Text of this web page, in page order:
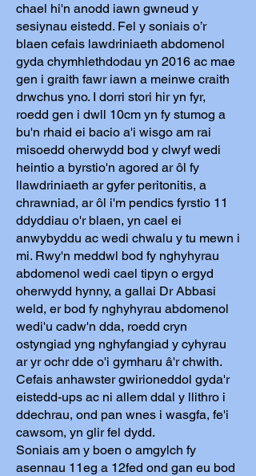
chael hi'n anodd iawn gwneud y
sesiynau eistedd. Fel y soniais o’r
blaen cefais lawdriniaeth abdomenol
gyda chymhlethdodau yn 2016 ac mae
gen i graith fawr iawn a meinwe craith
drwchus yno. I dorri stori hir yn fyr,
roedd gen i dwll 10cm yn fy stumog a
bu'n rhaid ei bacio a'i wisgo am rai
misoedd oherwydd bod y clwyf wedi
heintio a byrstio'n agored ar ôl fy
llawdriniaeth ar gyfer peritonitis, a
chrawniad, ar ôl i'm pendics fyrstio 11
ddyddiau o'r blaen, yn cael ei
anwybyddu ac wedi chwalu y tu mewn i
mi. Rwy'n meddwl bod fy nghyhyrau
abdomenol wedi cael tipyn o ergyd
oherwydd hynny, a gallai Dr Abbasi
weld, er bod fy nghyhyrau abdomenol
wedi'u cadw'n dda, roedd cryn
ostyngiad yng nghyfangiad y cyhyrau
ar yr ochr dde o'i gymharu â'r chwith.
Cefais anhawster gwirioneddol gyda'r
eistedd-ups ac ni allem ddal y llithro i
ddechrau, ond pan wnes i wasgfa, fe'i
cawsom, yn glir fel dydd.
Soniais am y boen o amgylch fy
asennau 11eg a 12fed ond gan eu bod